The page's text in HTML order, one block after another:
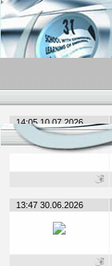
14:05 10.07.2026
13:47 30.06.2026